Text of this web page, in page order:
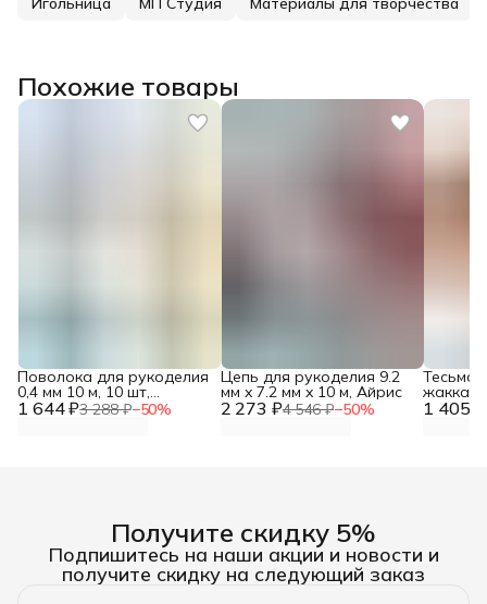
Похожие товары
1 644 ₽3 288 ₽−50%
Поволока для рукоделия
0,4 мм 10 м, 10 шт,
Astra&Craft 2 273 ₽4 546 ₽−50%
Цепь для рукоделия 9.2
мм x 7.2 мм x 10 м, Айрис
1 405 ₽
Тесьма
Получите скидку 5%
Подпишитесь на наши акции и новости и
получите скидку на следующий заказ